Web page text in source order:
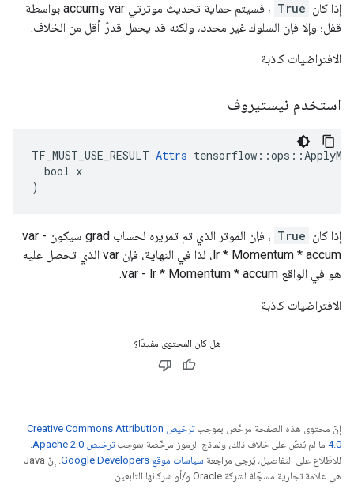
إذا كان True
، فسيتم حماية تحديث موترتي var وaccum بواسطة
قفل؛ وإلا فإن السلوك غير محدد، ولكنه قد يحمل قدرًا أقل من الخلاف.
الافتراضيات كاذبة
استخدم نيستيروف
TF_MUST_USE_RESULT Attrs
  bool x
)
إذا كان True
، فإن الموتر الذي تم تمريره لحساب grad سيكون var -
lr * Momentum * accum، لذا في النهاية، فإن var الذي تحصل عليه
هو في الواقع var - lr * Momentum * accum.
الافتراضيات كاذبة
هل كان المحتوى مفيدًا؟
إنّ محتوى هذه الصفحة مرخّص بموجب
ترخيص Creative Commons Attribution
4.0‏ ما لم يُنصّ على خلاف ذلك، ونماذج الرموز مرخّصة بموجبترخيص Apache 2.0‏
.
للاطّلاع على التفاصيل، يُرجى مراجعة سياسات موقع Google Developers‏
. إنّ Java
هي علامة تجارية مسجَّلة لشركة Oracle و/أو شركائها التابعين.